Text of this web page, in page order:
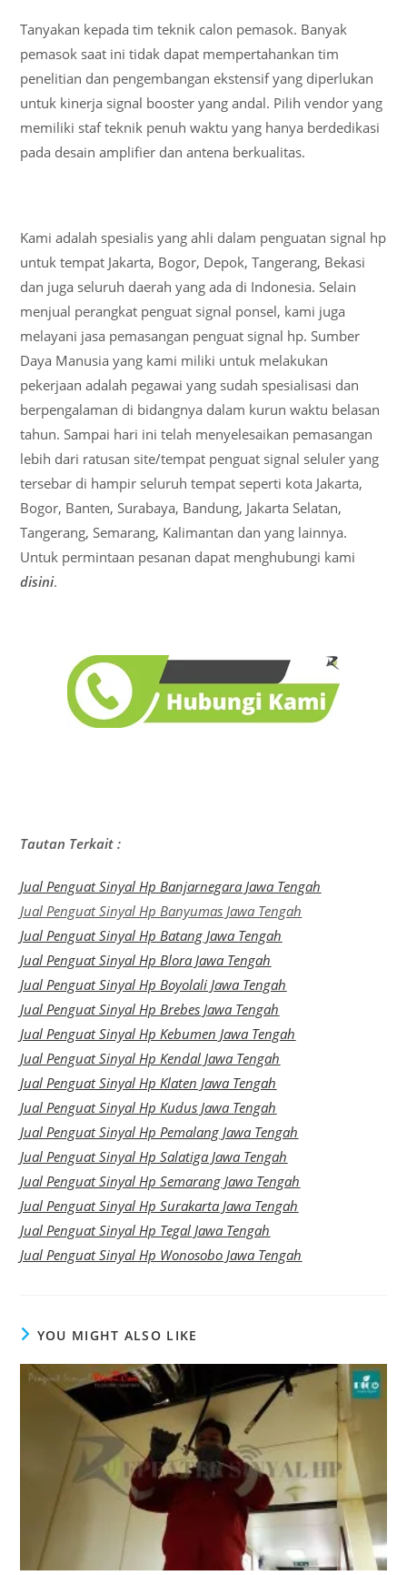
Tanyakan kepada tim teknik calon pemasok. Banyak
pemasok saat ini tidak dapat mempertahankan tim
penelitian dan pengembangan ekstensif yang diperlukan
untuk kinerja signal booster yang andal. Pilih vendor yang
memiliki staf teknik penuh waktu yang hanya berdedikasi
pada desain amplifier dan antena berkualitas.
Kami adalah spesialis yang ahli dalam penguatan signal hp
untuk tempat Jakarta, Bogor, Depok, Tangerang, Bekasi
dan juga seluruh daerah yang ada di Indonesia. Selain
menjual perangkat penguat signal ponsel, kami juga
melayani jasa pemasangan penguat signal hp. Sumber
Daya Manusia yang kami miliki untuk melakukan
pekerjaan adalah pegawai yang sudah spesialisasi dan
berpengalaman di bidangnya dalam kurun waktu belasan
tahun. Sampai hari ini telah menyelesaikan pemasangan
lebih dari ratusan site/tempat penguat signal seluler yang
tersebar di hampir seluruh tempat seperti kota Jakarta,
Bogor, Banten, Surabaya, Bandung, Jakarta Selatan,
Tangerang, Semarang, Kalimantan dan yang lainnya.
Untuk permintaan pesanan dapat menghubungi kami
disini.
Tautan Terkait :
Jual Penguat Sinyal Hp Banjarnegara Jawa Tengah
Jual Penguat Sinyal Hp Banyumas Jawa Tengah
Jual Penguat Sinyal Hp Batang Jawa Tengah
Jual Penguat Sinyal Hp Blora Jawa Tengah
Jual Penguat Sinyal Hp Boyolali Jawa Tengah
Jual Penguat Sinyal Hp Brebes Jawa Tengah
Jual Penguat Sinyal Hp Kebumen Jawa Tengah
Jual Penguat Sinyal Hp Kendal Jawa Tengah
Jual Penguat Sinyal Hp Klaten Jawa Tengah
Jual Penguat Sinyal Hp Kudus Jawa Tengah
Jual Penguat Sinyal Hp Pemalang Jawa Tengah
Jual Penguat Sinyal Hp Salatiga Jawa Tengah
Jual Penguat Sinyal Hp Semarang Jawa Tengah
Jual Penguat Sinyal Hp Surakarta Jawa Tengah
Jual Penguat Sinyal Hp Tegal Jawa Tengah
Jual Penguat Sinyal Hp Wonosobo Jawa Tengah
YOU MIGHT ALSO LIKE